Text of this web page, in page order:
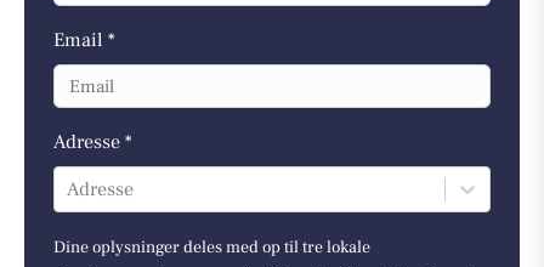
Email *
Adresse *
Adresse
Dine oplysninger deles med op til tre lokale